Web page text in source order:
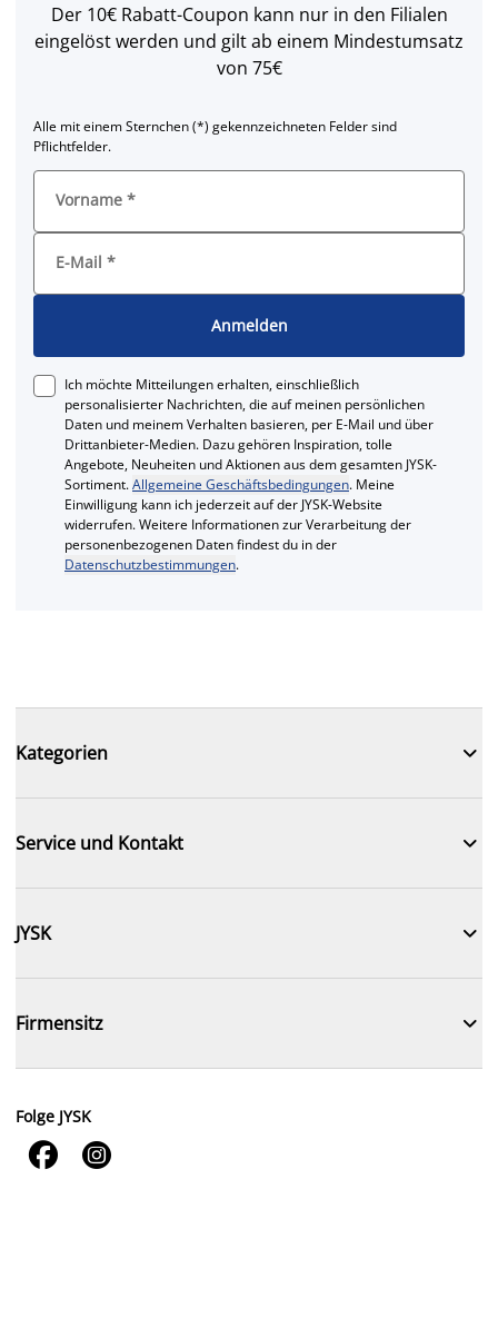
Der 10€ Rabatt-Coupon kann nur in den Filialen
eingelöst werden und gilt ab einem Mindestumsatz
von 75€
Alle mit einem Sternchen (*) gekennzeichneten Felder sind
Pflichtfelder.
Vorname *
E-Mail *
Anmelden
Ich möchte Mitteilungen erhalten, einschließlich
personalisierter Nachrichten, die auf meinen persönlichen
Daten und meinem Verhalten basieren, per E-Mail und über
Drittanbieter-Medien. Dazu gehören Inspiration, tolle
Angebote, Neuheiten und Aktionen aus dem gesamten JYSK-
Sortiment.Allgemeine Geschäftsbedingungen. Meine
Einwilligung kann ich jederzeit auf der JYSK-Website
widerrufen. Weitere Informationen zur Verarbeitung der
personenbezogenen Daten findest du in der
Datenschutzbestimmungen.
Kategorien 
Service und Kontakt 
JYSK 
Firmensitz 
Folge JYSK
 